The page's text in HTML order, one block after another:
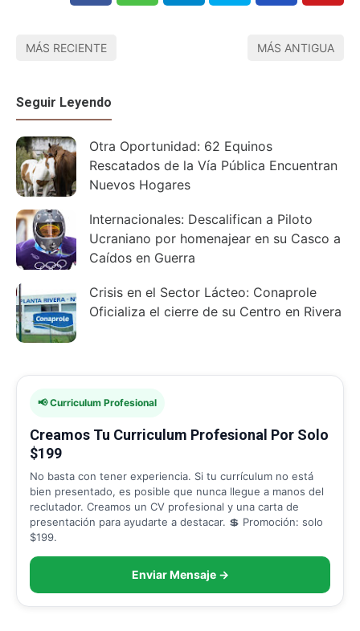
MÁS RECIENTE MÁS ANTIGUA
Seguir Leyendo
Otra Oportunidad: 62 Equinos
Rescatados de la Vía Pública Encuentran
Nuevos Hogares
Internacionales: Descalifican a Piloto
Ucraniano por homenajear en su Casco a
Caídos en Guerra
Crisis en el Sector Lácteo: Conaprole
Oficializa el cierre de su Centro en Rivera
📢 Curriculum Profesional
Creamos Tu Curriculum Profesional Por Solo
$199
No basta con tener experiencia. Si tu currículum no está
bien presentado, es posible que nunca llegue a manos del
reclutador. Creamos un CV profesional y una carta de
presentación para ayudarte a destacar. 💲 Promoción: solo
$199.
Enviar Mensaje →